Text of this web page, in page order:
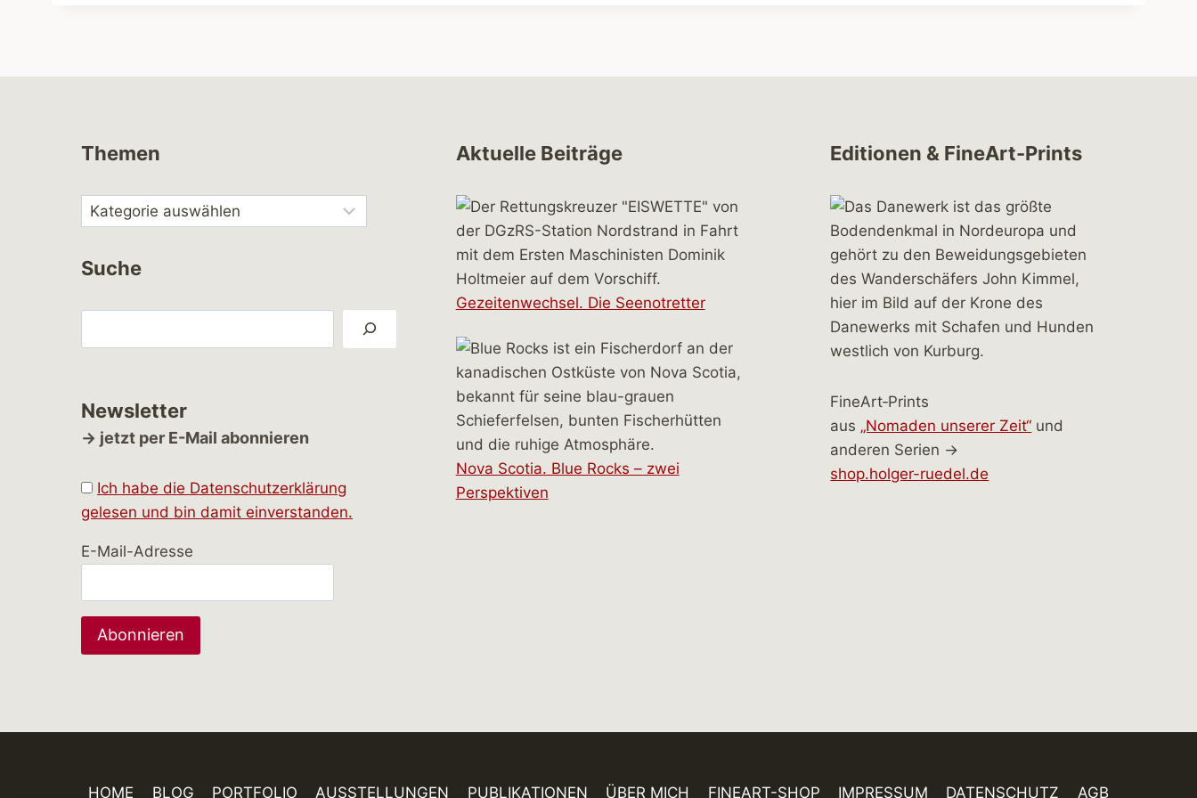
Themen
Suche
Newsletter
→ jetzt per E-Mail abonnieren
Ich habe die Datenschutzerklärung
gelesen und bin damit einverstanden.
E-Mail-Adresse
Aktuelle Beiträge
Gezeitenwechsel. Die Seenotretter
Nova Scotia. Blue Rocks – zwei
Perspektiven
Editionen & FineArt-Prints
FineArt‑Prints
aus „Nomaden unserer Zeit“ und
anderen Serien →
shop.holger-ruedel.de
HOME BLOG PORTFOLIO AUSSTELLUNGEN PUBLIKATIONEN ÜBER MICH FINEART-SHOP IMPRESSUM DATENSCHUTZ AGB